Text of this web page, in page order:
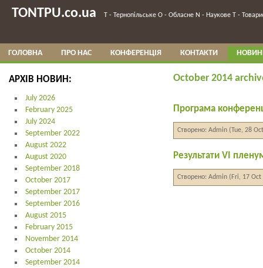
TONTPU.co.ua T - Тернопільське О - Обласне N - Наукове T -
ГОЛОВНА ПРО НАС КОНФЕРЕНЦІЯ КОНТАКТИ
October 2014
Програма
Створено: Admin (Tue, 28
Результати VI
Створено: Admin (Fri, 17 Oct
АРХІВ НОВИН:
July 2026
February 2025
July 2024
September 2022
August 2022
August 2020
September 2018
October 2017
September 2017
September 2016
August 2015
February 2015
November 2014
October 2014
September 2014